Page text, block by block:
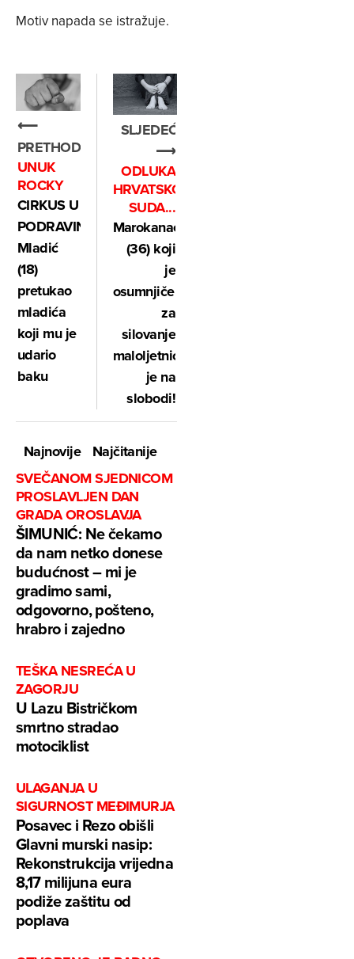
Motiv napada se istražuje.
⟵
PRETHODNO
UNUK
ROCKY
CIRKUS U
PODRAVINI:
Mladić
(18)
pretukao
mladića
koji mu je
udario
baku
SLJEDEĆE
⟶
ODLUKA
HRVATSKOG
SUDA...
Marokanac
(36) koji
je
osumnjičen
za
silovanje
maloljetnice
je na
slobodi!
Najnovije
Najčitanije
SVEČANOM SJEDNICOM
PROSLAVLJEN DAN
GRADA OROSLAVJA
ŠIMUNIĆ: Ne čekamo
da nam netko donese
budućnost – mi je
gradimo sami,
odgovorno, pošteno,
hrabro i zajedno
TEŠKA NESREĆA U
ZAGORJU
U Lazu Bistričkom
smrtno stradao
motociklist
ULAGANJA U
SIGURNOST MEĐIMURJA
Posavec i Rezo obišli
Glavni murski nasip:
Rekonstrukcija vrijedna
8,17 milijuna eura
podiže zaštitu od
poplava